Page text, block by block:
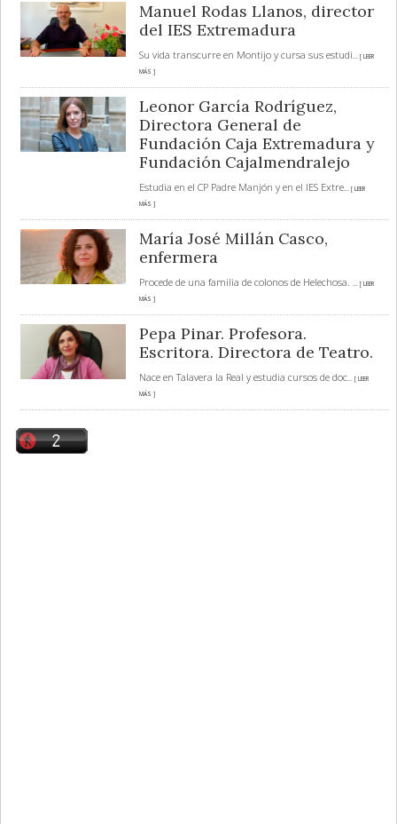
Manuel Rodas Llanos, director
del IES Extremadura
Su vida transcurre en Montijo y cursa sus estudi... [ LEER
MÁS ]
Leonor García Rodríguez,
Directora General de
Fundación Caja Extremadura y
Fundación Cajalmendralejo
Estudia en el CP Padre Manjón y en el IES Extre... [ LEER
MÁS ]
María José Millán Casco,
enfermera
Procede de una familia de colonos de Helechosa. ... [ LEER
MÁS ]
Pepa Pinar. Profesora.
Escritora. Directora de Teatro.
Nace en Talavera la Real y estudia cursos de doc... [ LEER
MÁS ]